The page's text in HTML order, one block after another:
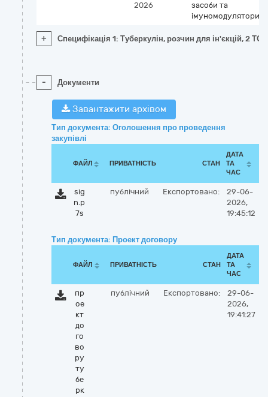
2026
засоби та
імуномодулятори
+ Специфікація 1: Туберкулін, розчин для ін'єкцій, 2
- Документи
Завантажити архівом
Тип документа: Оголошення про проведення
закупівлі
ФАЙЛ ПРИВАТНІСТЬ СТАН
ДАТА
ТА
ЧАС
sig
n.p
7s
публічний Експортовано:
29-06-
2026,
19:45:12
Тип документа: Проект договору
ФАЙЛ ПРИВАТНІСТЬ СТАН
ДАТА
ТА
ЧАС
пр
ое
кт
до
го
во
ру
ту
бе
рк
публічний Експортовано:
29-06-
2026,
19:41:27